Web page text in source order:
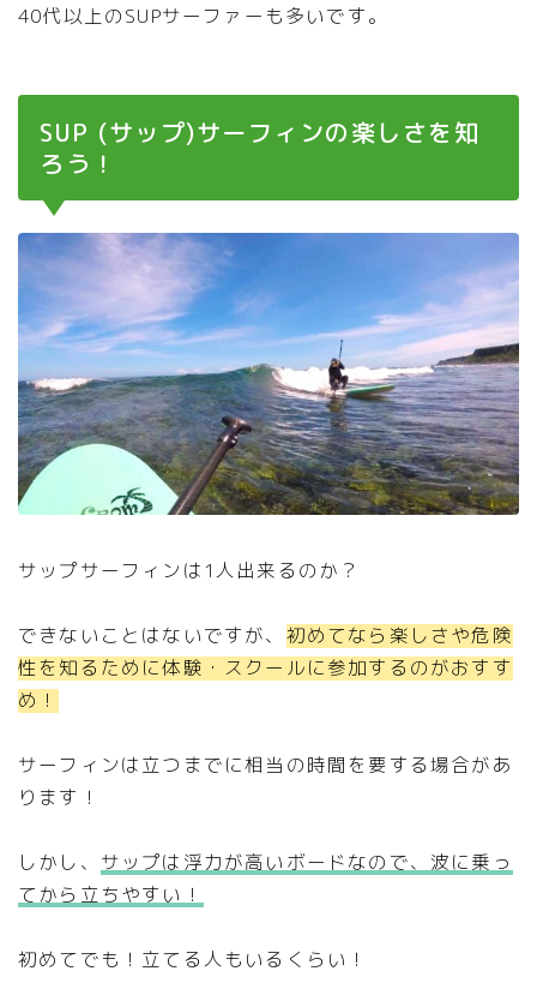
40代以上のSUPサーファーも多いです。
SUP (サップ)サーフィンの楽しさを知
ろう！
サップサーフィンは1人出来るのか？
できないことはないですが、 初めてなら楽しさや危険
性を知るために体験・スクールに参加するのがおすす
め！
サーフィンは立つまでに相当の時間を要する場合があ
ります！
しかし、 サップは浮力が高いボードなので、波に乗っ
てから立ちやすい！
初めてでも！立てる人もいるくらい！